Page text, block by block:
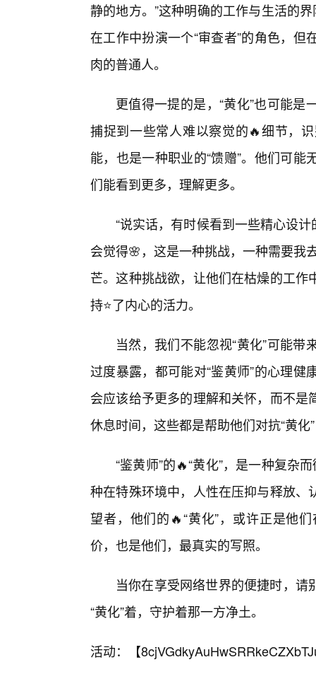
静的地方。”这种明确的工作与生活的
在工作中扮演一个“审查者”的角色，
肉的普通人。
更值得一提的是，“黄化”也可能
捕捉到一些常人难以察觉的🔥细节，
能，也是一种职业的“馈赠”。他们可
们能看到更多，理解更多。
“说实话，有时候看到一些精心设计
会觉得🌸，这是一种挑战，一种需要我
芒。这种挑战欲，让他们在枯燥的工
持⭐了内心的活力。
当然，我们不能忽视“黄化”可能
过度暴露，都可能对“鉴黄师”的心理
会应该给予更多的理解和关怀，而不
休息时间，这些都是帮助他们对抗“黄
“鉴黄师”的🔥“黄化”，是一种复杂
种在特殊环境中，人性在压抑与释放
望者，他们的🔥“黄化”，或许正是他
价，也是他们，最真实的写照。
当你在享受网络世界的便捷时，
“黄化”着，守护着那一方净土。
活动：【